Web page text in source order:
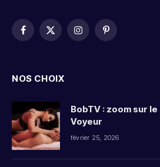
Facebook
X
InstagramPinterest
NOS CHOIX
BobTV : zoom sur
Voyeur
février 25, 2026